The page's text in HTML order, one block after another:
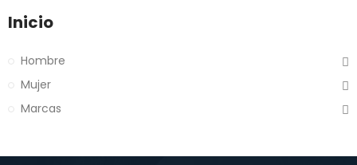
Inicio
Hombre
Mujer
Marcas